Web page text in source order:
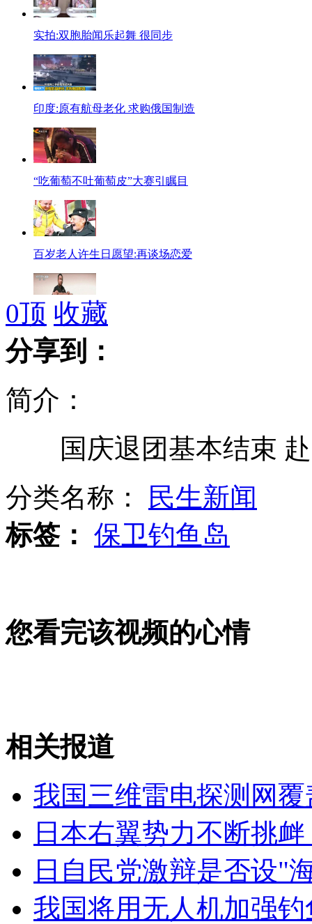
实拍:双胞胎闻乐起舞 很同步
印度:原有航母老化 求购俄国制造
“吃葡萄不吐葡萄皮”大赛引瞩目
百岁老人许生日愿望:再谈场恋爱
西安举牌哥受网友称赞
俄日将举行联合防海盗演习
日本右翼势力叫嚣"自卫队常驻钓鱼岛"
章子怡推荐张柏芝演"危险关系"
山西运城恶犬咬伤多人 警民合力深夜将其击毙
女孩北京地铁殴打老人 痛下狠手拳打脚踢
无痛分娩是否安全 医生回应
外交部：反对强权政治霸凌主义
0顶 收藏
分享到：
简介：
国庆退团基本结束 赴
分类名称：
民生新闻
标签： 保卫钓鱼岛
您看完该视频的心情
相关报道
我国三维雷电探测网
日本右翼势力不断挑
日自民党激辩是否设"
我国将用无人机加强